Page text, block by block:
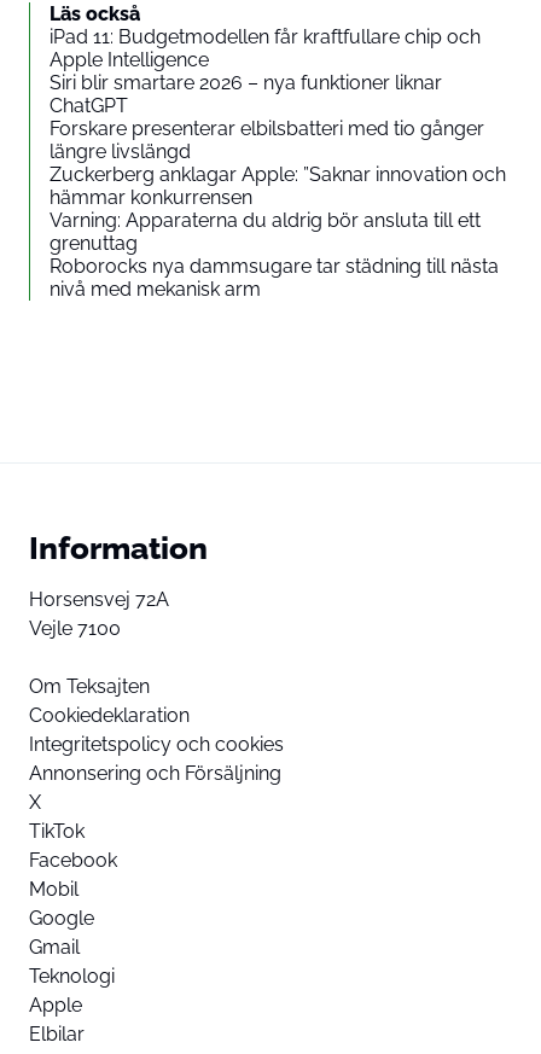
Läs också
iPad 11: Budgetmodellen får kraftfullare chip och
Apple Intelligence
Siri blir smartare 2026 – nya funktioner liknar
ChatGPT
Forskare presenterar elbilsbatteri med tio gånger
längre livslängd
Zuckerberg anklagar Apple: ”Saknar innovation och
hämmar konkurrensen
Varning: Apparaterna du aldrig bör ansluta till ett
grenuttag
Roborocks nya dammsugare tar städning till nästa
nivå med mekanisk arm
Information
Horsensvej 72A
Vejle 7100
Om Teksajten
Cookiedeklaration
Integritetspolicy och cookies
Annonsering och Försäljning
X
TikTok
Facebook
Mobil
Google
Gmail
Teknologi
Apple
Elbilar